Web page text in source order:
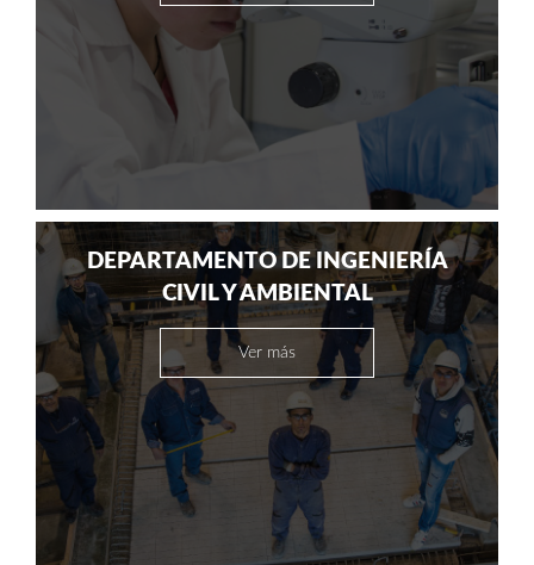
DEPARTAMENTO DE INGENIERÍA
CIVIL Y AMBIENTAL
Ver más